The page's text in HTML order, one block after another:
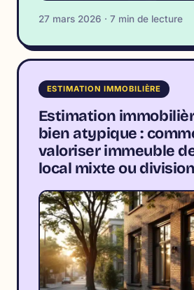
27 mars 2026 · 7 min de lecture
ESTIMATION IMMOBILIÈRE
Estimation
bien atypique :
valoriser immeuble
local mixte ou